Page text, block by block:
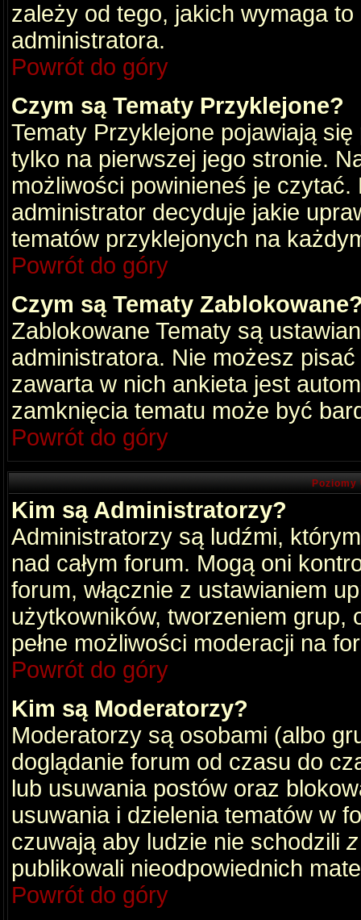
zależy od tego, jakich wymaga
administratora.
Powrót do góry
Czym są Tematy Przyklejone?
Tematy Przyklejone pojawiają
tylko na pierwszej jego stronie.
możliwości powinieneś je czytać.
administrator decyduje jakie
tematów przyklejonych na
Powrót do góry
Czym są Tematy
Zablokowane Tematy są
administratora. Nie możesz
zawarta w nich ankieta jest
zamknięcia tematu może być
Powrót do góry
Kim są Administratorzy?
Administratorzy są ludźmi,
nad całym forum. Mogą oni
forum, włącznie z ustawianiem
użytkowników, tworzeniem grup,
pełne możliwości moderacji na
Powrót do góry
Kim są Moderatorzy?
Moderatorzy są osobami (albo
doglądanie forum od czasu do
lub usuwania postów oraz
usuwania i dzielenia tematów w
czuwają aby ludzie nie schodzili
publikowali nieodpowiednich
Powrót do góry